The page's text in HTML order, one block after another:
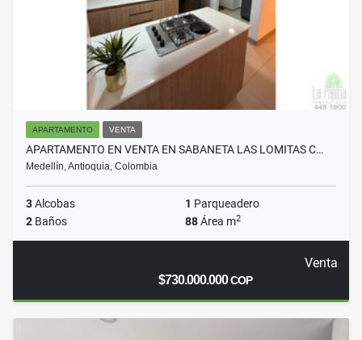
APARTAMENTO VENTA
APARTAMENTO EN VENTA EN SABANETA LAS LOMITAS C…
Medellín, Antioquia, Colombia
3Alcobas 1 Parqueadero
2 Baños 88Área m2
Venta
$730.000.000COP